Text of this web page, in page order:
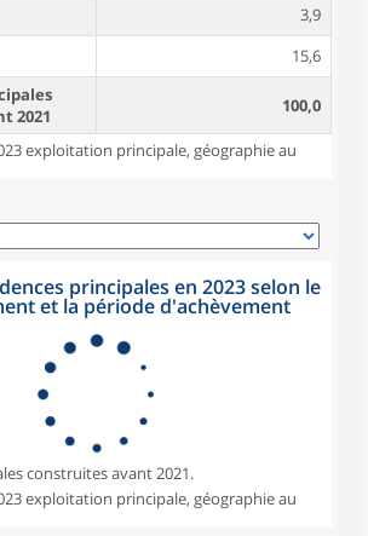
3,9
15,6
2021
100,0
exploitation principale, géographie au
principales en 2023 selon le
et la période d'achèvement
construites avant 2021.
exploitation principale, géographie au